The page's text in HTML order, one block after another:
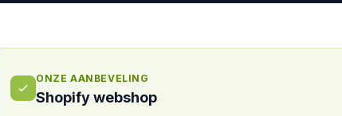
ONZE AANBEVELING
Shopify webshop